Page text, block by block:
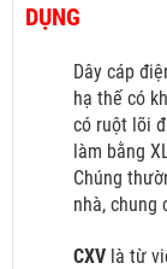
DỤNG
Dây cáp
hạ thế có
có ruột lõi
làm bằng
Chúng
nhà, chung
CXV là từ